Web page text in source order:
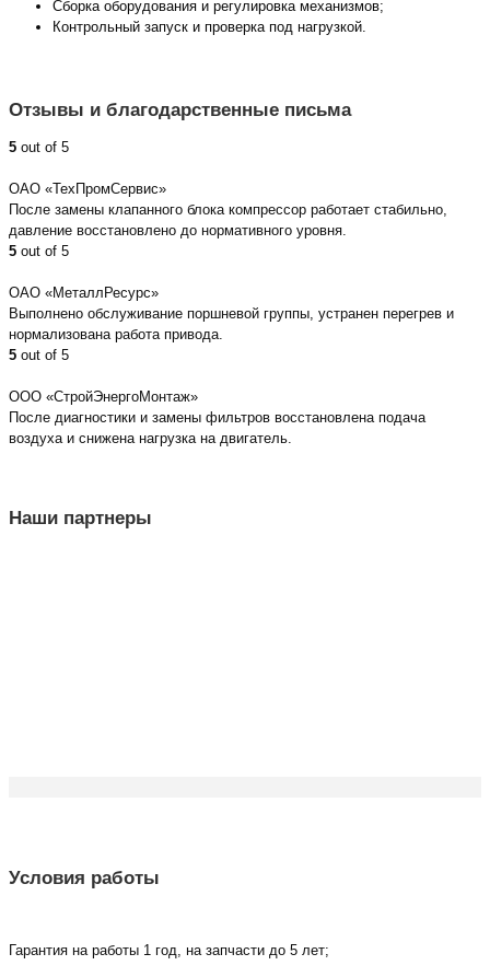
Сборка оборудования и регулировка механизмов;
Контрольный запуск и проверка под нагрузкой.
Отзывы и благодарственные письма
5 out of 5
ОАО «ТехПромСервис»
После замены клапанного блока компрессор работает стабильно,
давление восстановлено до нормативного уровня.
5 out of 5
ОАО «МеталлРесурс»
Выполнено обслуживание поршневой группы, устранен перегрев и
нормализована работа привода.
5 out of 5
ООО «СтройЭнергоМонтаж»
После диагностики и замены фильтров восстановлена подача
воздуха и снижена нагрузка на двигатель.
Наши партнеры
Условия работы
Гарантия на работы 1 год, на запчасти до 5 лет;